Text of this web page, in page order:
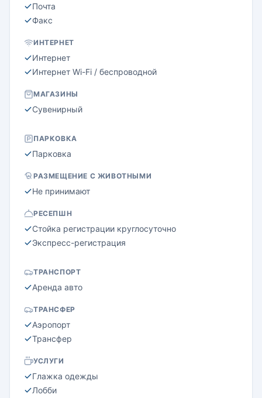
Почта
Факс
ИНТЕРНЕТ
Интернет
Интернет Wi-Fi / беспроводной
МАГАЗИНЫ
Сувенирный
ПАРКОВКА
Парковка
РАЗМЕЩЕНИЕ С ЖИВОТНЫМИ
Не принимают
РЕСЕПШН
Стойка регистрации круглосуточно
Экспресс-регистрация
ТРАНСПОРТ
Аренда авто
ТРАНСФЕР
Аэропорт
Трансфер
УСЛУГИ
Глажка одежды
Лобби